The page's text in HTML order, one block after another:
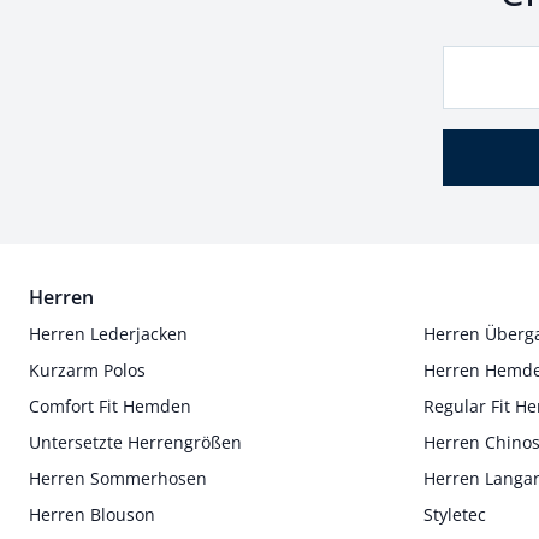
Herren
Herren Lederjacken
Herren
Kurzarm Polos
Herren
Comfort Fit Hemden
Regular Fit
Untersetzte Herrengrößen
Herren Chinos
Herren Sommerhosen
Herren
Herren Blouson
Styletec